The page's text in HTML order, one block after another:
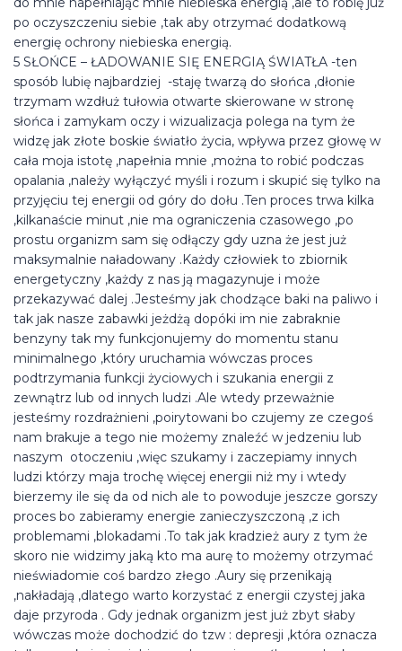
po oczyszczeniu siebie ,tak aby otrzymać dodatkową
energię ochrony niebieska energią.
5 SŁOŃCE – ŁADOWANIE SIĘ ENERGIĄ ŚWIATŁA -ten
sposób lubię najbardziej -staję twarzą do słońca ,dłonie
trzymam wzdłuż tułowia otwarte skierowane w stronę
słońca i zamykam oczy i wizualizacja polega na tym że
widzę jak złote boskie światło życia, wpływa przez głowę w
cała moja istotę ,napełnia mnie ,można to robić podczas
opalania ,należy wyłączyć myśli i rozum i skupić się tylko na
przyjęciu tej energii od góry do dołu .Ten proces trwa kilka
,kilkanaście minut ,nie ma ograniczenia czasowego ,po
prostu organizm sam się odłączy gdy uzna że jest już
maksymalnie naładowany .Każdy człowiek to zbiornik
energetyczny ,każdy z nas ją magazynuje i może
przekazywać dalej .Jesteśmy jak chodzące baki na paliwo i
tak jak nasze zabawki jeżdżą dopóki im nie zabraknie
benzyny tak my funkcjonujemy do momentu stanu
minimalnego ,który uruchamia wówczas proces
podtrzymania funkcji życiowych i szukania energii z
zewnątrz lub od innych ludzi .Ale wtedy przeważnie
jesteśmy rozdrażnieni ,poirytowani bo czujemy ze czegoś
nam brakuje a tego nie możemy znaleźć w jedzeniu lub
naszym otoczeniu ,więc szukamy i zaczepiamy innych
ludzi którzy maja trochę więcej energii niż my i wtedy
bierzemy ile się da od nich ale to powoduje jeszcze gorszy
proces bo zabieramy energie zanieczyszczoną ,z ich
problemami ,blokadami .To tak jak kradzież aury z tym że
skoro nie widzimy jaką kto ma aurę to możemy otrzymać
nieświadomie coś bardzo złego .Aury się przenikają
,nakładają ,dlatego warto korzystać z energii czystej jaka
daje przyroda . Gdy jednak organizm jest już zbyt słaby
wówczas może dochodzić do tzw : depresji ,która oznacza